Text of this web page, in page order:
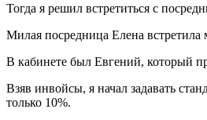
Тогда я решил встретиться с
Милая посредница Елена
В кабинете был Евгений, который
Взяв инвойсы, я начал задавать
только 10%.